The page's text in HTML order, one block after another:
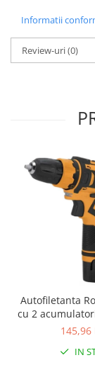
Prelungitoare &
Becuri
Coliere plastic
Lumina de
Proiectoare &
Veioze si Lampi
Cantare
Cantare
Aparate de
Accesorii
presiune
Aparate de
Instalatii sanitare
Informatii
Review-uri(0)
Autofiletanta
cu 2
12 V
145,96
IN